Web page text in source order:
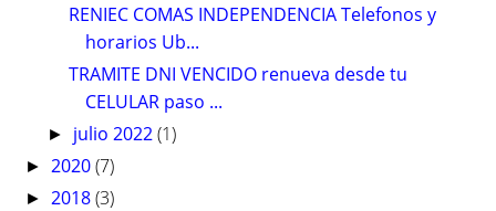
RENIEC COMAS INDEPENDENCIA Telefonos y
horarios Ub...
TRAMITE DNI VENCIDO renueva desde tu
CELULAR paso ...
► julio 2022(1)
► 2020(7)
► 2018(3)